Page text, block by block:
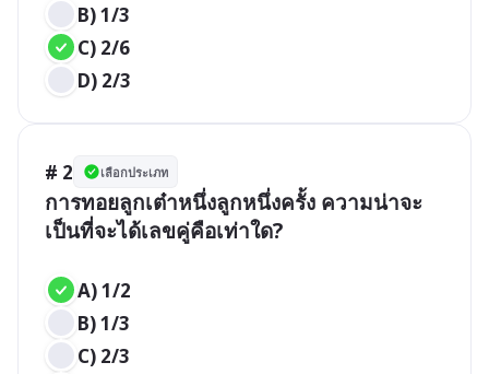
B) 1/3
C) 2/6
D) 2/3
# 2 เลือกประเภท
การทอยลูกเต๋าหนึ่งลูกหนึ่งครั้ง ความน่าจะ
เป็นที่จะได้เลขคู่คือเท่าใด?
A) 1/2
B) 1/3
C) 2/3